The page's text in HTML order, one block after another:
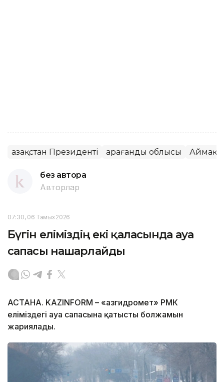
Қазақстан Президенті Қарағанды облысы Аймақ
без автора
Авторлар
07:30, 06 Тамыз 2026
Бүгін еліміздің екі қаласында ауа
сапасы нашарлайды
АСТАНА. KAZINFORM – «Қазгидромет» РМК
еліміздегі ауа сапасына қатысты болжамын
жариялады.